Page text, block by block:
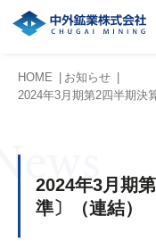
HOME
お知らせ
2024年3月期第2四半期決
2024年3月期
準〕（連結）